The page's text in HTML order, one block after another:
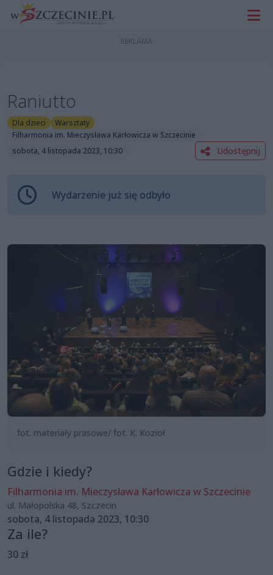
Raniutto
Dla dzieci
Warsztaty
Filharmonia im. Mieczysława Karłowicza w Szczecinie
sobota, 4 listopada 2023, 10:30
Udostępnij
Wydarzenie już się odbyło
fot. materiały prasowe/ fot. K. Kozioł
Gdzie i kiedy?
Filharmonia im. Mieczysława Karłowicza w Szczecinie
ul. Małopolska 48, Szczecin
sobota, 4 listopada 2023, 10:30
Za ile?
30 zł